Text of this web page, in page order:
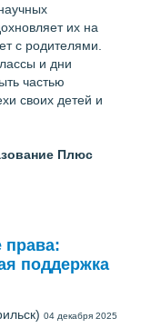
их на
с родителями.
и дни
частью
своих детей и
Плюс
права:
поддержка
04 декабря 2025